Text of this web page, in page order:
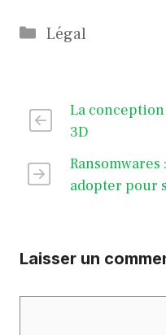
Catégories
Légal
La
3D
Ransomwares
adopter pour
Laisser un